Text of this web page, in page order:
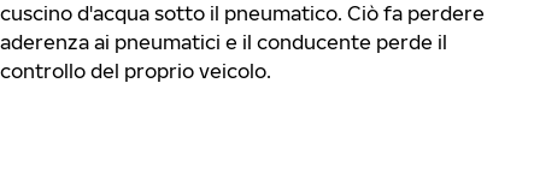
cuscino d'acqua sotto il pneumatico. Ciò fa perdere
aderenza ai pneumatici e il conducente perde il
controllo del proprio veicolo.